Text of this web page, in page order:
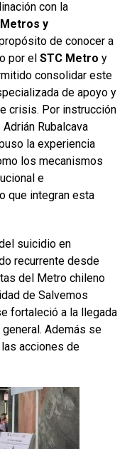
con la
y
de conocer a
por el STC Metro y
consolidar este
de apoyo y
crisis. Por instrucción
Rubalcava
la experiencia
los mecanismos
e
que integran esta
suicidio en
recurrente desde
del Metro chileno
de Salvemos
fortaleció a la llegada
Además se
acciones de